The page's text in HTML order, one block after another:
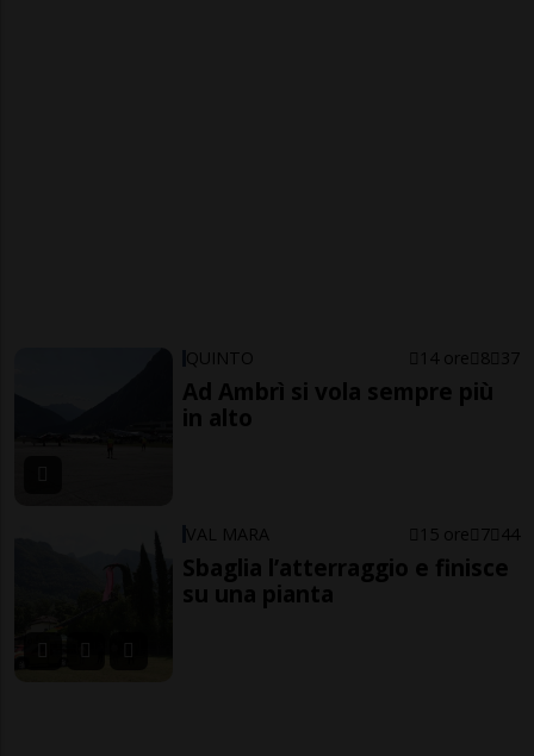
QUINTO 14 ore 8 37
Ad Ambrì si vola sempre più
in alto
VAL MARA 15 ore 7 44
Sbaglia l’atterraggio e finisce
su una pianta